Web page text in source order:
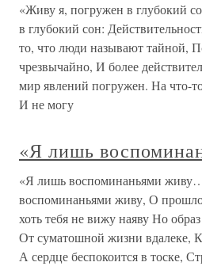
«Живу я, погружен в глубокий
в глубокий сон:
то, что люди называют тайной,
чрезвычайно, И более
мир явлений погружен. На что-
И не могу
«Я лишь
«Я лишь воспоминаньями
воспоминаньями живу, О
хоть тебя не вижу наяву Но
От суматошной жизни вдалеке,
А сердце беспокоится в тоске,